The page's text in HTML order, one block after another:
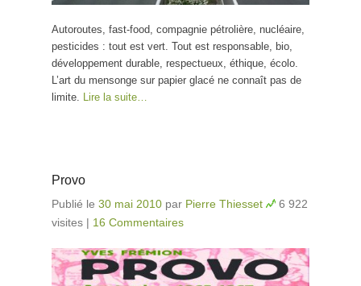
Autoroutes, fast-food, compagnie pétrolière, nucléaire,
pesticides : tout est vert. Tout est responsable, bio,
développement durable, respectueux, éthique, écolo.
L’art du mensonge sur papier glacé ne connaît pas de
limite. Lire la suite…
Provo
Publié le 30 mai 2010 par Pierre Thiesset
6 922
visites | 16 Commentaires